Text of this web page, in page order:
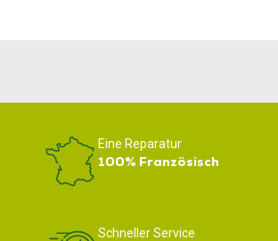
Eine Reparatur
100% Französisch
Schneller Service